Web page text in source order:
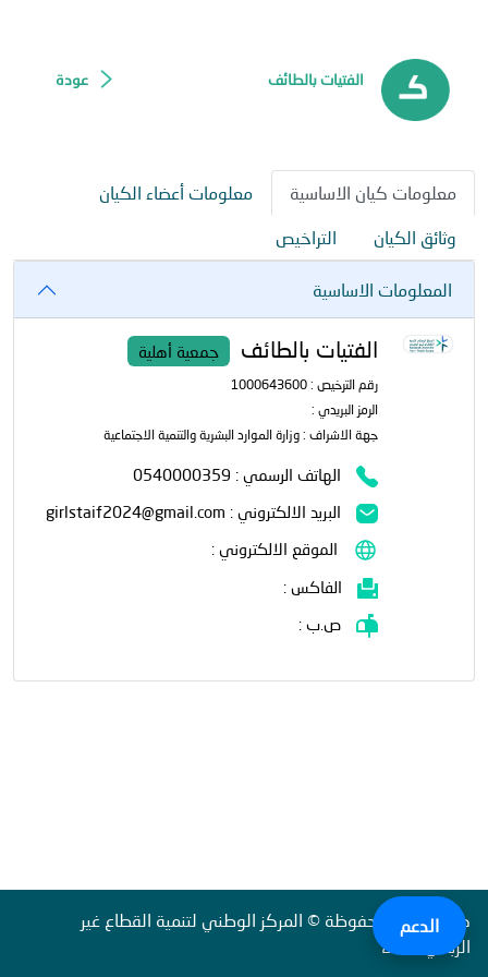
الفتيات بالطائف عودة
معلومات كيان الاساسية معلومات أعضاء الكيان
وثائق الكيان التراخيص
المعلومات الاساسية
الفتيات بالطائف جمعية أهلية
رقم الترخيص : 1000643600
الرمز البريدي :
جهة الاشراف : وزارة الموارد البشرية والتنمية الاجتماعية
الهاتف الرسمي : 0540000359
البريد الالكتروني : girlstaif2024@gmail.com
الموقع الالكتروني :
الفاكس :
ص.ب :
كل الحقوق محفوظة © المركز الوطني لتنمية القطاع غير
الربحي2022
الدعم